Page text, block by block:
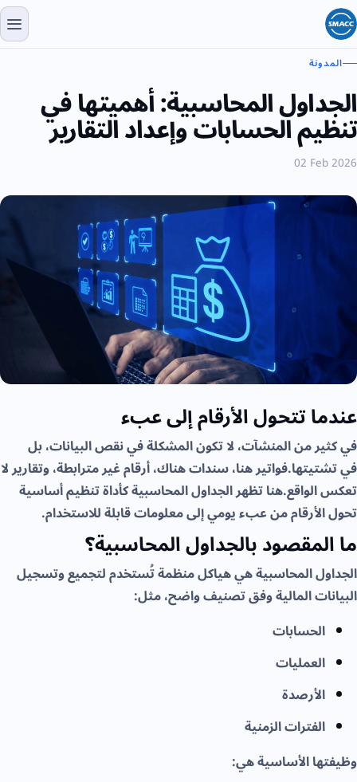
المدونة
الجداول المحاسبية: أهميتها في
تنظيم الحسابات وإعداد التقارير
02 Feb 2026
عندما تتحول الأرقام إلى عبء
في كثير من المنشآت، لا تكون المشكلة في نقص البيانات، بل
في تشتيتها.فواتير هنا، سندات هناك، أرقام غير مترابطة، وتقارير لا
تعكس الواقع.هنا تظهر الجداول المحاسبية كأداة تنظيم أساسية
تحول الأرقام من عبء يومي إلى معلومات قابلة للاستخدام.
ما المقصود بالجداول المحاسبية؟
الجداول المحاسبية هي هياكل منظمة تُستخدم لتجميع وتسجيل
البيانات المالية وفق تصنيف واضح، مثل:
الحسابات
العمليات
الأرصدة
الفترات الزمنية
وظيفتها الأساسية هي: